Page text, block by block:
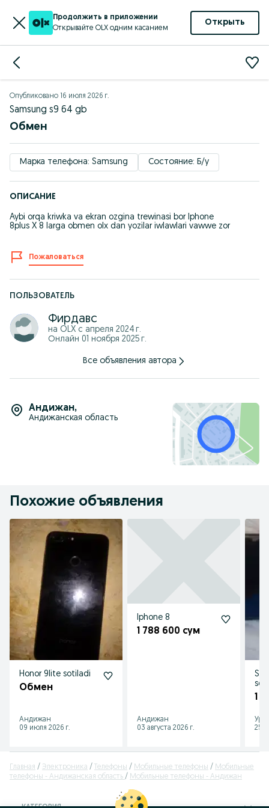
Продолжить в приложении
Открывайте OLX одним касанием
Открыть
Опубликовано 16 июля 2026 г.
Samsung s9 64 gb
Обмен
Марка телефона: Samsung Состояние: Б/у
ОПИСАНИЕ
Aybi orqa kriwka va ekran ozgina trewinasi bor Iphone
8plus X 8 larga obmen olx dan yozilar iwlawlari vawwe zor
Пожаловаться
ПОЛЬЗОВАТЕЛЬ
Фирдавс
на OLX с апреля 2024 г.
Онлайн 01 ноября 2025 г.
Все объявления автора
Андижан,
Андижанская область
Похожие объявления
Honor 9lite sotiladi
Обмен
Андижан
09 июля 2026 г.
Iphone 8
1 788 600 сум
Андижан
03 августа 2026 г.
1
25
Главная Электроника Телефоны Мобильные телефоны
Мобильные
телефоны - Андижанская область
Мобильные телефоны - Андижан